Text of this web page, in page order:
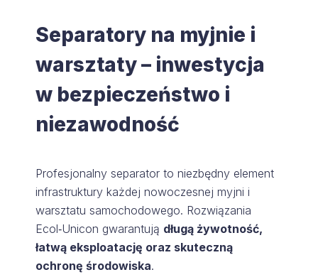
Separatory na myjnie i
warsztaty – inwestycja
w bezpieczeństwo i
niezawodność
Profesjonalny separator to niezbędny element
infrastruktury każdej nowoczesnej myjni i
warsztatu samochodowego. Rozwiązania
Ecol‑Unicon gwarantują długą żywotność,
łatwą eksploatację oraz skuteczną
ochronę środowiska.